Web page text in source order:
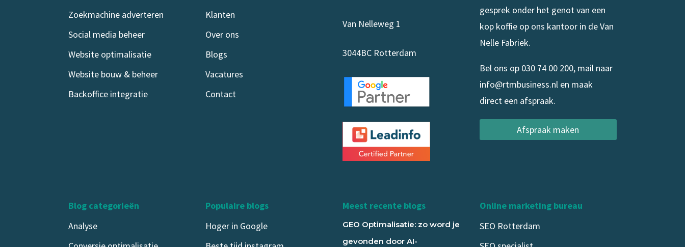
Zoekmachine adverteren
Social media beheer
Website optimalisatie
Website bouw & beheer
Backoffice integratie
Klanten
Over ons
Blogs
Vacatures
Contact
Van Nelleweg 1
3044BC Rotterdam
gesprek onder het genot van een
kop koffie op ons kantoor in de Van
Nelle Fabriek.
Bel ons op 030 74 00 200, mail naar
info@rtmbusiness.nlen maak
direct een afspraak.
Afspraak maken
Blog categorieën
Analyse
Populaire blogs
Hoger in Google
Meest recente blogs
GEO Optimalisatie: zo word je
gevonden door AI-
Online marketing bureau
SEO Rotterdam